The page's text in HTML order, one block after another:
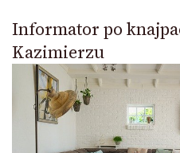
Informator po
Kazimierzu